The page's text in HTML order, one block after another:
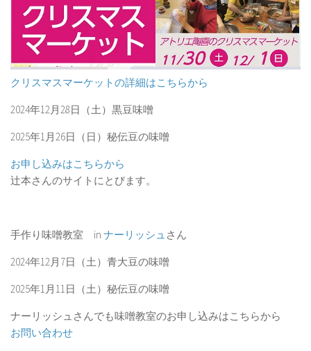
クリスマスマーケットの詳細はこちらから
2024年12月28日（土）黒豆味噌
2025年1月26日（日）秘伝豆の味噌
お申し込みはこちらから
辻本さんのサイトにとびます。
手作り味噌教室 in ナーリッシュ さん
2024年12月7日（土）青大豆の味噌
2025年1月11日（土）秘伝豆の味噌
ナーリッシュさんでも味噌教室のお申し込みはこちらから
お問い合わせ